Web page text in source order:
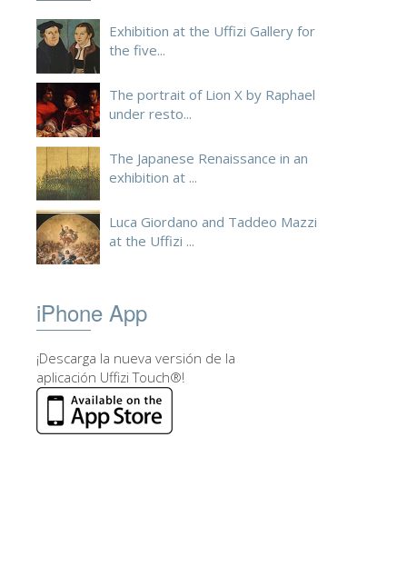
Exhibition at the Uffizi Gallery for
the five...
The portrait of Lion X by Raphael
under resto...
The Japanese Renaissance in an
exhibition at ...
Luca Giordano and Taddeo Mazzi
at the Uffizi ...
iPhone App
¡Descarga la nueva versión de la
aplicación Uffizi Touch®!